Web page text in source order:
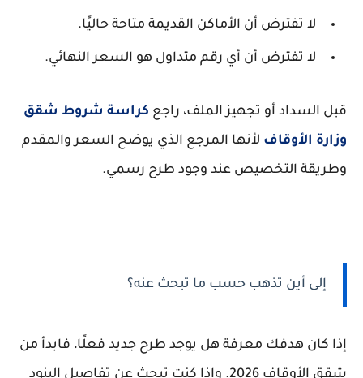
لا تفترض أن الأماكن القديمة متاحة حاليًا.
لا تفترض أن أي رقم متداول هو السعر النهائي.
قبل السداد أو تجهيز الملف، راجع كراسة شروط شقق
وزارة الأوقاف لأنها المرجع الذي يوضح السعر والمقدم
وطريقة التخصيص عند وجود طرح رسمي.
إلى أين تذهب حسب ما تبحث عنه؟
إذا كان هدفك معرفة هل يوجد طرح جديد فعلًا، فابدأ من
شقق الأوقاف 2026. وإذا كنت تبحث عن تفاصيل البنود